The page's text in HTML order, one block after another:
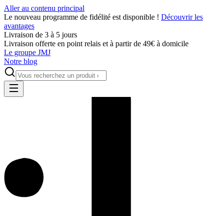
Aller au contenu principal
Le nouveau programme de fidélité est disponible ! Découvrir les
avantages
Livraison de 3 à 5 jours
Livraison offerte en point relais et à partir de 49€ à domicile
Le groupe JMJ
Notre blog